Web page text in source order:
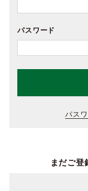
パスワード
パス
まだご登